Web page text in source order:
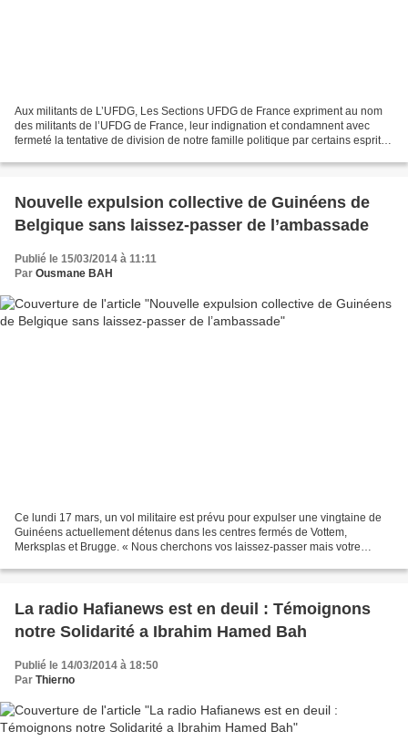
Aux militants de L’UFDG, Les Sections UFDG de France expriment au nom
des militants de l’UFDG de France, leur indignation et condamnent avec
fermeté la tentative de division de notre famille politique par certains esprits
Nouvelle expulsion collective de Guinéens de
Belgique sans laissez-passer de l’ambassade
Publié le 15/03/2014 à 11:11
Par Ousmane BAH
Ce lundi 17 mars, un vol militaire est prévu pour expulser une vingtaine de
Guinéens actuellement détenus dans les centres fermés de Vottem,
Merksplas et Brugge. « Nous cherchons vos laissez-passer mais votre
La radio Hafianews est en deuil : Témoignons
notre Solidarité a Ibrahim Hamed Bah
Publié le 14/03/2014 à 18:50
Par Thierno